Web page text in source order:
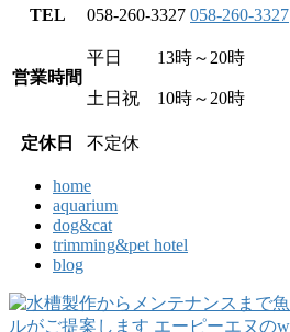
TEL
058-260-3327 058-260-3327
営業時間
平日 13時～20時
土日祝 10時～20時
定休日 不定休
home
aquarium
dog&cat
trimming&pet hotel
blog